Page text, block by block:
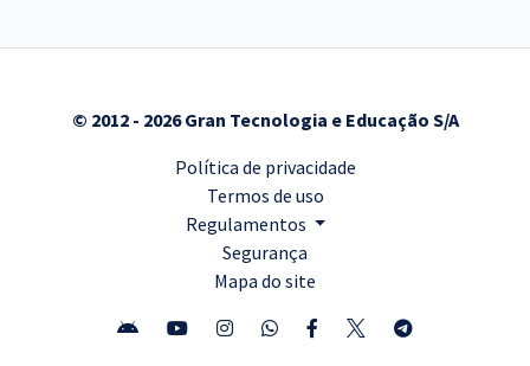
© 2012 - 2026 Gran Tecnologia e Educação S/A
Política de privacidade
Termos de uso
Regulamentos
Segurança
Mapa do site